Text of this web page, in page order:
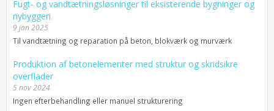
Fugt- og vandtætningsløsninger til eksisterende bygninger og
nybyggeri
9 jan 2025
Til vandtætning og reparation på beton, blokværk og murværk
Produktion af betonelementer med struktur og skridsikre
overflader
5 nov 2024
Ingen efterbehandling eller manuel strukturering